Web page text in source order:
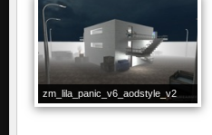
zm_lila_panic_v6_aodstyle_v2